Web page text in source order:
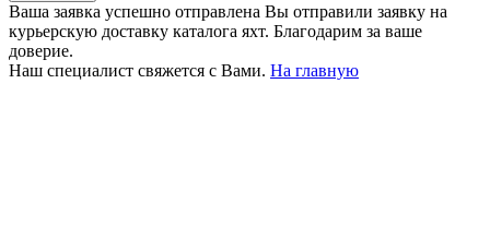
Ваша заявка успешно отправлена Вы отправили заявку на
курьерскую доставку каталога яхт. Благодарим за ваше
доверие.
Наш специалист свяжется с Вами. На главную